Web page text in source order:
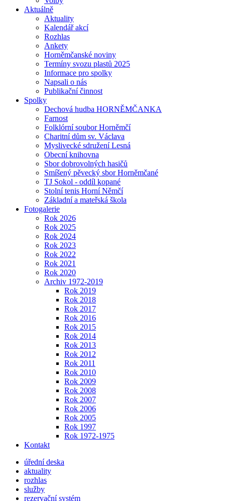
Aktuálně
Aktuality
Kalendář akcí
Rozhlas
Ankety
Horněmčanské noviny
Termíny svozu plastů 2025
Informace pro spolky
Napsali o nás
Publikační činnost
Spolky
Dechová hudba HORNĚMČANKA
Farnost
Folklórní soubor Horněmčí
Charitní dům sv. Václava
Myslivecké sdružení Lesná
Obecní knihovna
Sbor dobrovolných hasičů
Smíšený pěvecký sbor Horněmčané
TJ Sokol - oddíl kopané
Stolní tenis Horní Němčí
Základní a mateřská škola
Fotogalerie
Rok 2026
Rok 2025
Rok 2024
Rok 2023
Rok 2022
Rok 2021
Rok 2020
Archiv 1972-2019
Rok 2019
Rok 2018
Rok 2017
Rok 2016
Rok 2015
Rok 2014
Rok 2013
Rok 2012
Rok 2011
Rok 2010
Rok 2009
Rok 2008
Rok 2007
Rok 2006
Rok 2005
Rok 1997
Rok 1972-1975
Kontakt
úřední deska
aktuality
rozhlas
služby
rezervační systém